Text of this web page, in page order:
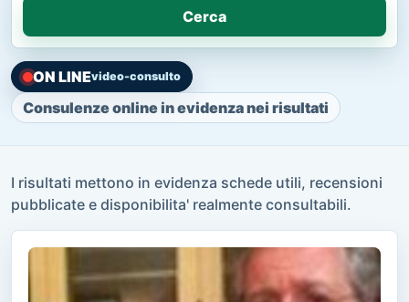
Cerca
ON LINEvideo-consulto
Consulenze online in evidenza nei risultati
I risultati mettono in evidenza schede utili, recensioni
pubblicate e disponibilita' realmente consultabili.